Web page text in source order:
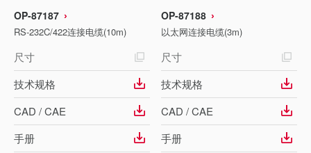
OP-87187
RS-232C/422连接电缆(10m)
尺寸
技术规格
CAD / CAE
手册
OP-87188
以太网连接电缆(3m)
尺寸
技术规格
CAD / CAE
手册